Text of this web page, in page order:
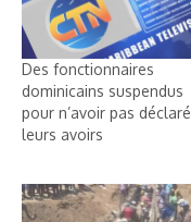
Des fonctionnaires
dominicains suspendus
pour n’avoir pas déclaré
leurs avoirs